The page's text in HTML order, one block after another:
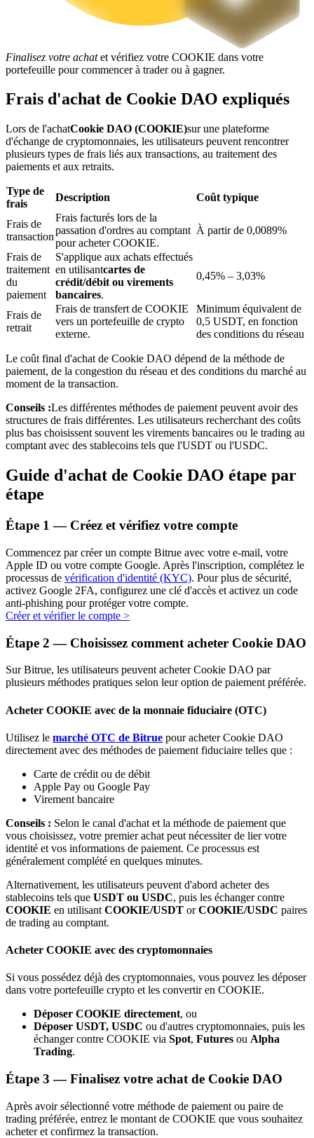
Blocages BTR
Prêts
Service d'emprunt adossé à des cryptomonnaies
Investissement automobile
Obtenez des bénéfices à long terme et des intérêts flexibles
Apprenez le Staking
Découvrez comment gagner un revenu passif
Bitrue
AI
Affiliés Bitrue
Jusqu'à 65 % de commissions !
Parrainage
BTC Welcome Rewards
Finalisez votre achatet vérifiez votre COOKIE dans votre
portefeuille pour commencer à trader ou à gagner.
Frais d'achat de Cookie DAO expliqués
Lors de l'achatCookie DAO (COOKIE)sur une plateforme
d'échange de cryptomonnaies, les utilisateurs peuvent rencontrer
plusieurs types de frais liés aux transactions, au traitement des
paiements et aux retraits.
Type de
frais
Description Coût typique
Frais de
transaction
Frais facturés lors de la
passation d'ordres au comptant
pour acheter COOKIE.
À partir de 0,0089%
Frais de
traitement
du
paiement
S'applique aux achats effectués
en utilisantcartes de
crédit/débit ou virements
bancaires.
0,45% – 3,03%
Frais de
retrait
Frais de transfert de COOKIE
vers un portefeuille de crypto
externe.
Minimum équivalent de
0,5 USDT, en fonction
des conditions du réseau
Le coût final d'achat de Cookie DAO dépend de la méthode de
paiement, de la congestion du réseau et des conditions du marché au
moment de la transaction.
Conseils :Les différentes méthodes de paiement peuvent avoir des
structures de frais différentes. Les utilisateurs recherchant des coûts
plus bas choisissent souvent les virements bancaires ou le trading au
comptant avec des stablecoins tels que l'USDT ou l'USDC.
Guide d'achat de Cookie DAO étape par
étape
Étape 1 — Créez et vérifiez votre compte
Commencez par créer un compte Bitrue avec votre e-mail, votre
Apple ID ou votre compte Google. Après l'inscription, complétez le
processus de vérification d'identité (KYC). Pour plus de sécurité,
activez Google 2FA, configurez une clé d'accès et activez un code
anti-phishing pour protéger votre compte.
Créer et vérifier le compte >
Étape 2 — Choisissez comment acheter Cookie DAO
Sur Bitrue, les utilisateurs peuvent acheter Cookie DAO par
plusieurs méthodes pratiques selon leur option de paiement préférée.
Acheter COOKIE avec de la monnaie fiduciaire (OTC)
Utilisez le marché OTC de Bitrue pour acheter Cookie DAO
directement avec des méthodes de paiement fiduciaire telles que :
Carte de crédit ou de débit
Apple Pay ou Google Pay
Virement bancaire
Conseils : Selon le canal d'achat et la méthode de paiement que
vous choisissez, votre premier achat peut nécessiter de lier votre
identité et vos informations de paiement. Ce processus est
généralement complété en quelques minutes.
Alternativement, les utilisateurs peuvent d'abord acheter des
stablecoins tels que USDT ou USDC, puis les échanger contre
COOKIE en utilisant COOKIE/USDT orCOOKIE/USDC paires
de trading au comptant.
Acheter COOKIE avec des cryptomonnaies
Si vous possédez déjà des cryptomonnaies, vous pouvez les déposer
dans votre portefeuille crypto et les convertir en COOKIE.
Déposer COOKIE directement, ou
Déposer USDT, USDC ou d'autres cryptomonnaies, puis les
échanger contre COOKIE via Spot, Futures ou Alpha
Trading.
Étape 3 —Finalisez votre achat de Cookie DAO
Après avoir sélectionné votre méthode de paiement ou paire de
trading préférée, entrez le montant de COOKIE que vous souhaitez
acheter et confirmez la transaction.